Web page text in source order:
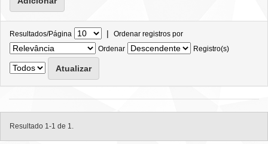
Resultados/Página | Ordenar registros por
Ordenar
Registro(s)
Resultado 1-1 de 1.